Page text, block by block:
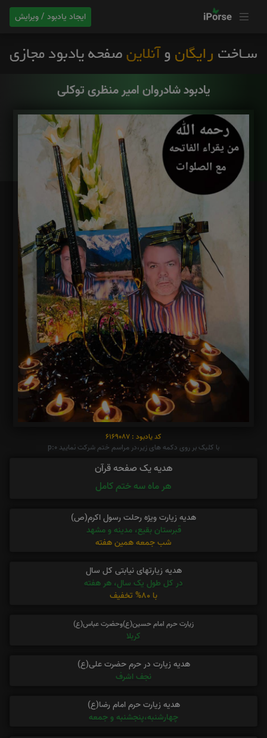
ایجاد یادبود / ویرایش
یادبود شادروان امیر منظری توکلی
کد یادبود : 6169087
با کلیک بر روی دکمه های زیر،در مراسم ختم شرکت نمایید p:0
هدیه یک صفحه قرآن
هر ماه سه ختم کامل
هدیه زیارت ویژه رحلت رسول اکرم(ص)
قبرستان بقیع، مدینه و مشهد
شب جمعه همین هفته
هدیه زیارتهای نیابتی کل سال
در کل طول یک سال، هر هفته
با 80% تخفیف
زیارت حرم امام حسین(ع)وحضرت عباس(ع)
کربلا
هدیه زیارت در حرم حضرت علی(ع)
نجف اشرف
هدیه زیارت حرم امام رضا(ع)
چهارشنبه،پنجشنبه و جمعه